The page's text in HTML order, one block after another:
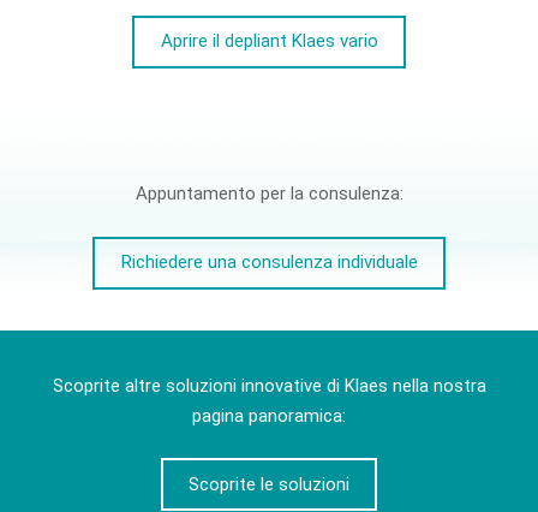
Aprire il depliant Klaes vario
Appuntamento per la consulenza:
Richiedere una consulenza individuale
Scoprite altre soluzioni innovative di Klaes nella nostra
pagina panoramica:
Scoprite le soluzioni